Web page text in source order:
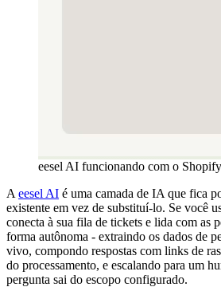
eesel AI funcionando com o
A eesel AI é uma camada de IA que fica
existente em vez de substituí-lo. Se você
conecta à sua fila de tickets e lida com as
forma autônoma - extraindo os dados de
vivo, compondo respostas com links de
do processamento, e escalando para um
pergunta sai do escopo configurado.